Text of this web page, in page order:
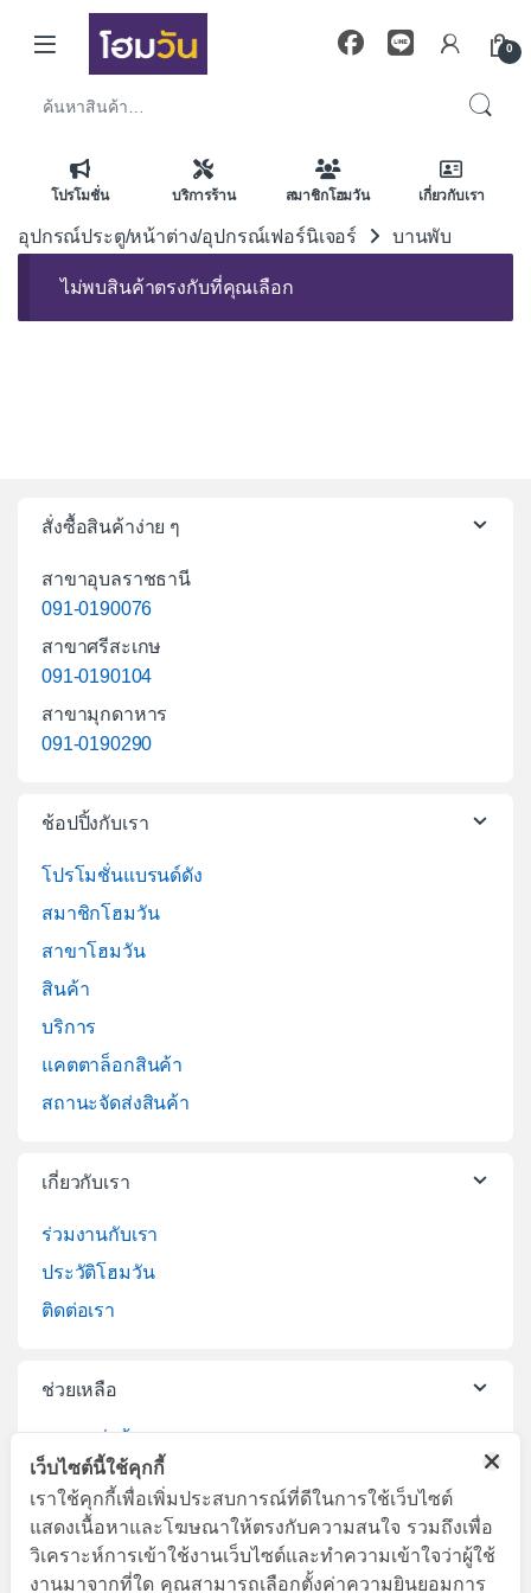
Skip to navigation
Skip to content
0
โปรโมชั่น บริการร้าน สมาชิกโฮมวัน เกี่ยวกับเรา
อุปกรณ์ประตู/หน้าต่าง/อุปกรณ์เฟอร์นิเจอร์ บานพับ
ไม่พบสินค้าตรงกับที่คุณเลือก
สั่งซื้อสินค้าง่าย ๆ
สาขาอุบลราชธานี
091-0190076
สาขาศรีสะเกษ
091-0190104
สาขามุกดาหาร
091-0190290
ช้อปปิ้งกับเรา
โปรโมชั่นแบรนด์ดัง
สมาชิกโฮมวัน
สาขาโฮมวัน
สินค้า
บริการ
แคตตาล็อกสินค้า
สถานะจัดส่งสินค้า
เกี่ยวกับเรา
ร่วมงานกับเรา
ประวัติโฮมวัน
ติดต่อเรา
ช่วยเหลือ
บริการจัดส่งสินค้า
เปลี่ยนคืนสินค้า
เว็บไซต์นี้ใช้คุกกี้
เราใช้คุกกี้เพื่อเพิ่มประสบการณ์ที่ดีในการใช้เว็บไซต์
แสดงเนื้อหาและโฆษณาให้ตรงกับความสนใจ รวมถึงเพื่อ
วิเคราะห์การเข้าใช้งานเว็บไซต์และทำความเข้าใจว่าผู้ใช้
งานมาจากที่ใด คุณสามารถเลือกตั้งค่าความยินยอมการ